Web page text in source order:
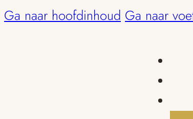
Ga naar hoofdinhoud Ga naar